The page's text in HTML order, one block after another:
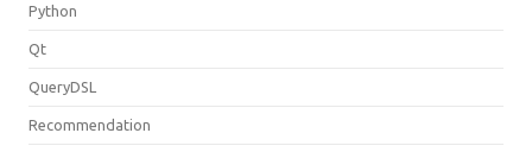
Python
Qt
QueryDSL
Recommendation